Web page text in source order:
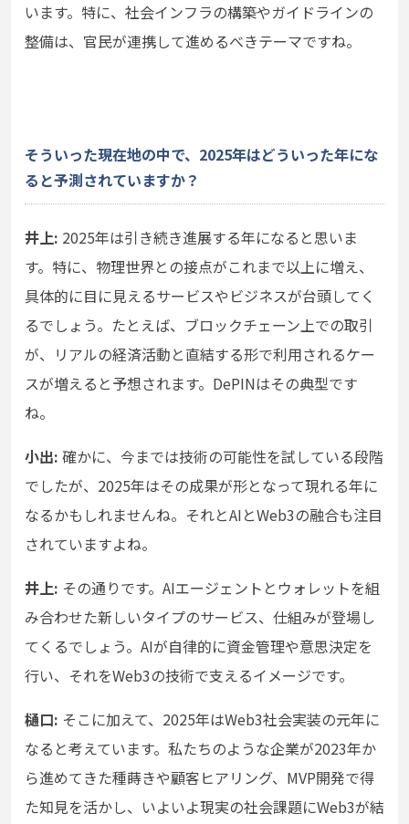
います。特に、社会インフラの構築やガイドラインの
整備は、官民が連携して進めるべきテーマですね。
そういった現在地の中で、2025年はどういった年にな
ると予測されていますか？
井上: 2025年は引き続き進展する年になると思いま
す。特に、物理世界との接点がこれまで以上に増え、
具体的に目に見えるサービスやビジネスが台頭してく
るでしょう。たとえば、ブロックチェーン上での取引
が、リアルの経済活動と直結する形で利用されるケー
スが増えると予想されます。DePINはその典型です
ね。
小出: 確かに、今までは技術の可能性を試している段階
でしたが、2025年はその成果が形となって現れる年に
なるかもしれませんね。それとAIとWeb3の融合も注目
されていますよね。
井上: その通りです。AIエージェントとウォレットを組
み合わせた新しいタイプのサービス、仕組みが登場し
てくるでしょう。AIが自律的に資金管理や意思決定を
行い、それをWeb3の技術で支えるイメージです。
樋口: そこに加えて、2025年はWeb3社会実装の元年に
なると考えています。私たちのような企業が2023年か
ら進めてきた種蒔きや顧客ヒアリング、MVP開発で得
た知見を活かし、いよいよ現実の社会課題にWeb3が結